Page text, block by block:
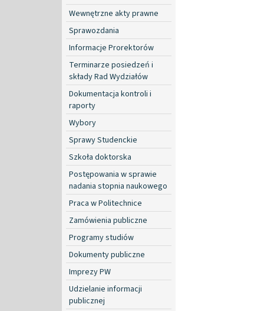
Wewnętrzne akty prawne
Sprawozdania
Informacje Prorektorów
Terminarze posiedzeń i
składy Rad Wydziałów
Dokumentacja kontroli i
raporty
Wybory
Sprawy Studenckie
Szkoła doktorska
Postępowania w sprawie
nadania stopnia naukowego
Praca w Politechnice
Zamówienia publiczne
Programy studiów
Dokumenty publiczne
Imprezy PW
Udzielanie informacji
publicznej